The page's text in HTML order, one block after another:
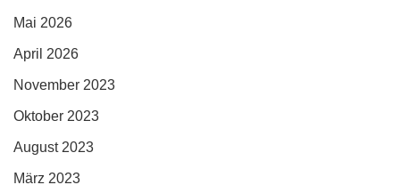
Mai 2026
April 2026
November 2023
Oktober 2023
August 2023
März 2023